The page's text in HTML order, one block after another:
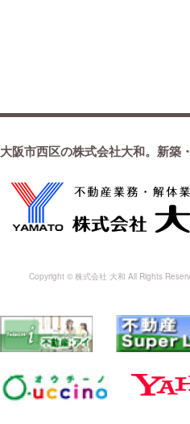
大阪市西区の株式会社大和。新築
Copyright © 株式会社 大和 All Rights